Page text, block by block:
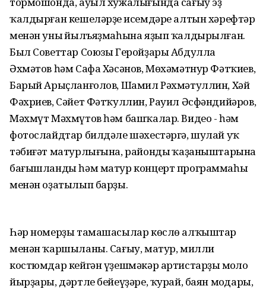
ҡалдырған кешеләрҙең исемдәре алтын хәрефтәр
менән уның йылъяҙмаһына яҙып ҡалдырылған.
Был Советтар Союзы Геройҙары Абдулла
Әхмәтов һәм Сафа Хәсәнов, Мөхәмәтнур Фәтҡиев,
Барый Арыҫланғолов, Шамил Рәхмәтуллин, Хәй
Фәхриев, Сәйет Фәтҡуллин, Рауил Әсфәндийәров,
Мәхмүт Мәхмүтов һәм башҡалар. Видео - һәм
фотослайдтар билдәле шәхестәргә, шулай уҡ
тәбиғәт матурлығына, райондың ҡаҙаныштарына
бағышланды һәм матур концерт программаһы
менән оҙатылып барҙы.
Һәр номерҙы тамашасылар көслө алҡыштар
менән ҡаршыланы. Сағыу, матур, милли
костюмдар кейгән үҙешмәкәр артистарҙың моңло
йырҙары, дәртле бейеүҙәре, ҡурай, баян моңдары,